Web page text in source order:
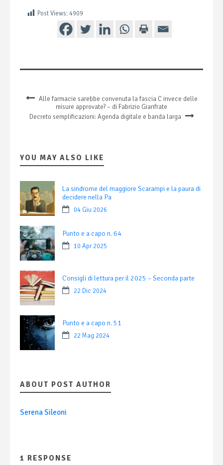
Post Views: 4909
Alle farmacie sarebbe convenuta la fascia C invece delle
misure approvate? – di Fabrizio Gianfrate
Decreto semplificazioni: Agenda digitale e banda larga
YOU MAY ALSO LIKE
La sindrome del maggiore Scarampi e la paura di
decidere nella Pa
04 Giu 2026
Punto e a capo n. 64
10 Apr 2025
Consigli di lettura per il 2025 – Seconda parte
22 Dic 2024
Punto e a capo n. 51
22 Mag 2024
ABOUT POST AUTHOR
Serena Sileoni
1 RESPONSE